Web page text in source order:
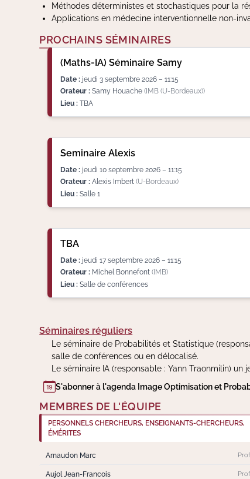
Méthodes déterministes et stochastiques pour la
Applications en médecine interventionnelle non-
PROCHAINS SÉMINAIRES
(Maths-IA) Séminaire Samy
Date : jeudi 3 septembre 2026 – 11:15
Orateur :Samy Houache(IMB (U-Bordeaux))
Lieu :TBA
Seminaire Alexis
Date : jeudi 10 septembre 2026 – 11:15
Orateur :Alexis Imbert(U-Bordeaux)
Lieu :Salle 1
TBA
Date : jeudi 17 septembre 2026 – 11:15
Orateur : Michel Bonnefont(IMB)
Lieu :Salle de conférences
Séminaires réguliers
Le séminaire de Probabilités et Statistique
salle de conférences ou en délocalisé.
Le séminaire IA (responsable : Yann Traonmilin) un
S'abonner à l'agenda Image Optimisation et
MEMBRES DE L'ÉQUIPE
PERSONNELS CHERCHEURS, ENSEIGNANTS-CHERCHEURS,
ÉMÉRITES
Arnaudon Marc
Aujol Jean-Francois